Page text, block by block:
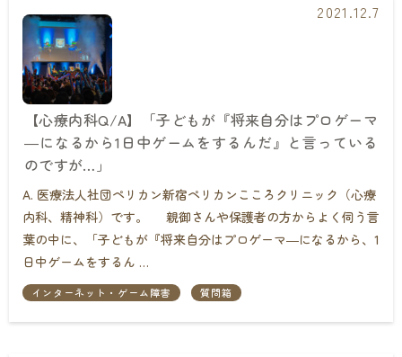
2021.12.7
【心療内科Q/A】「子どもが『将来自分はプロゲーマ
―になるから1日中ゲームをするんだ』と言っている
のですが…」
A. 医療法人社団ペリカン新宿ペリカンこころクリニック（心療
内科、精神科）です。 親御さんや保護者の方からよく伺う言
葉の中に、「子どもが『将来自分はプロゲーマ―になるから、1
日中ゲームをするん …
インターネット・ゲーム障害 質問箱